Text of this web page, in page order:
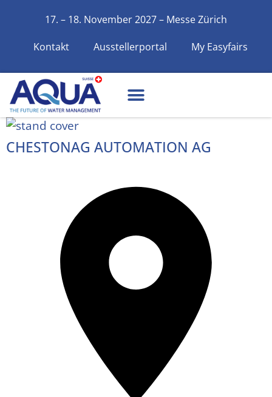
17. – 18. November 2027 – Messe Zürich
Kontakt Ausstellerportal My Easyfairs
CHESTONAG AUTOMATION AG